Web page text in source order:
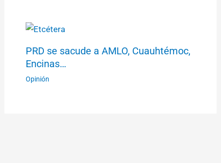
PRD se sacude a AMLO, Cuauhtémoc,
Encinas…
Opinión